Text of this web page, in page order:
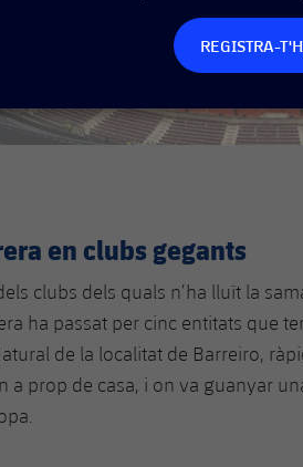
REGISTRA-
en clubs gegants
clubs dels quals n’ha lluït la
ha passat per cinc entitats que
de la localitat de Barreiro,
a prop de casa, i on va guanyar